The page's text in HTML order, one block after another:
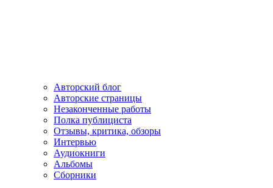
Авторский блог
Авторские страницы
Незаконченные работы
Полка публициста
Отзывы, критика, обзоры
Интервью
Аудиокниги
Альбомы
Сборники